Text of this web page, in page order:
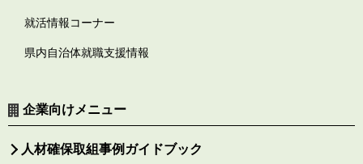
就活情報コーナー
県内自治体就職支援情報
企業向けメニュー
人材確保取組事例ガイドブック